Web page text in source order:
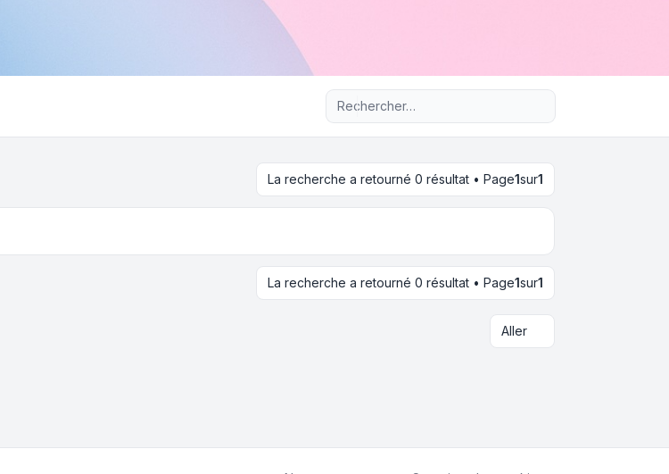
Recherche avancée
La recherche a retourné 0 résultat • Page1sur1
La recherche a retourné 0 résultat • Page1sur1
Aller